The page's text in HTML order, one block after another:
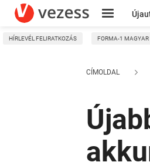
HÍRLEVÉL FELIRATKOZÁS FORMA-1 MAGYAR
CÍMOLDAL